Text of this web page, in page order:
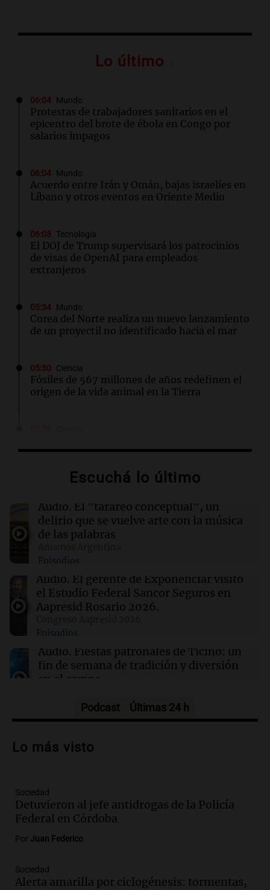
Lo último
06:04 Mundo
Protestas de trabajadores sanitarios en el
epicentro del brote de ébola en Congo por
salarios impagos
06:04 Mundo
Acuerdo entre Irán y Omán, bajas israelíes en
Líbano y otros eventos en Oriente Medio
06:03 Tecnología
El DOJ de Trump supervisará los patrocinios
de visas de OpenAI para empleados
extranjeros
05:34 Mundo
Corea del Norte realiza un nuevo lanzamiento
de un proyectil no identificado hacia el mar
05:30 Ciencia
Fósiles de 567 millones de años redefinen el
origen de la vida animal en la Tierra
87 años con una fórmula sorprendentemente
04:00 Deportes
Boca Juniors y Vélez se enfrentan en la Copa
Argentina: fecha y detalles del partido
03:24 Mundo
Allanamiento policial en Starbucks de Corea
del Sur por campaña que rememoró masacre
de Gwangju
03:00 Deportes
Racing se mide ante Belgrano en la Copa
Argentina: día, hora y TV del partido
Escuchá lo último
Audio. El "tarareo conceptual", un
delirio que se vuelve arte con la música
de las palabras
Episodios
Audio. El gerente de Exponenciar visitó
el Estudio Federal Sancor Seguros en
Aapresid Rosario 2026.
Episodios
Audio. Fiestas patronales de Ticino: un
fin de semana de tradición y diversión
en el campo
Audio.Preparativos para la feria en La
de apertura
Audio.
Río Gallegos enfrenta secuelas de
lluvias, senadores manifiestan
oposición a ley de tierras
Panorama Federal
Audio.
centro de esquí Penitentes Park tras
Podcast Últimas 24 h
Lo más visto
Sociedad
Detuvieron al jefe antidrogas de la Policía
Federal en Córdoba
Por Juan Federico
Sociedad
Alerta amarilla por ciclogénesis: tormentas,